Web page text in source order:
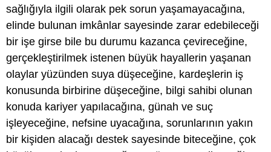
sağlığıyla ilgili olarak pek sorun yaşamayacağına,
elinde bulunan imkânlar sayesinde zarar edebileceği
bir işe girse bile bu durumu kazanca çevireceğine,
gerçekleştirilmek istenen büyük hayallerin yaşanan
olaylar yüzünden suya düşeceğine, kardeşlerin iş
konusunda birbirine düşeceğine, bilgi sahibi olunan
konuda kariyer yapılacağına, günah ve suç
işleyeceğine, nefsine uyacağına, sorunlarının yakın
bir kişiden alacağı destek sayesinde biteceğine, çok